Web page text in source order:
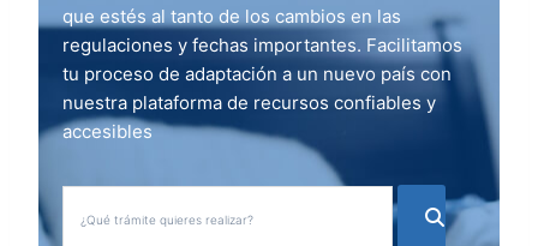
que estés al tanto de los cambios en las
regulaciones y fechas importantes. Facilitamos
tu proceso de adaptación a un nuevo país con
nuestra plataforma de recursos confiables y
accesibles